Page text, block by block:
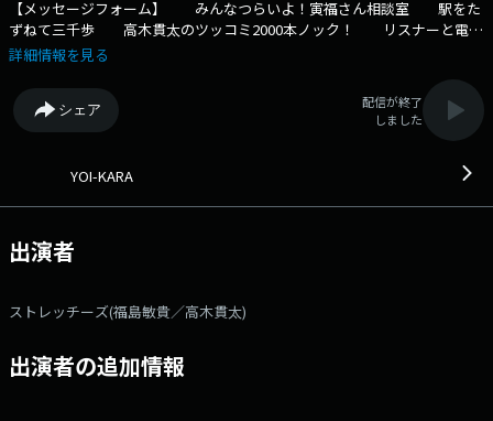
【メッセージフォーム】 みんなつらいよ！寅福さん相談室 駅をた
ずねて三千歩 高木貫太のツッコミ2000本ノック！ リスナーと電話
対決！ YOI-KARAイントロクイズ 【ゲストメッセージ】佐々木直人さ
詳細情報を見る
シェア
配信が終了
しました
YOI-KARA
出演者
ストレッチーズ(福島敏貴／高木貫太)
出演者の追加情報